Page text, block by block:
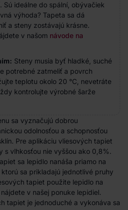
Sú ideálne do spální, obývačiek
výhoda? Tapeta sa dá
a steny zostávajú krásne.
v našom návode na
Steny musia byť hladké, suché
potrebné zatmeliť a povrch
teplotu okolo 20 °C, nevetráte
kontrolujte výrobné šarže
sa vyznačujú dobrou
odolnosťou a schopnosťou
Pre aplikáciu vliesových tapiet
s vlhkosťou nie vyššou ako 0,8%.
sa lepidlo nanáša priamo na
sa prikladajú jednotlivé pruhy
tapiet použite lepidlo na
v našej ponuke lepidiel.
tapiet je jednoduché a vykonáva sa